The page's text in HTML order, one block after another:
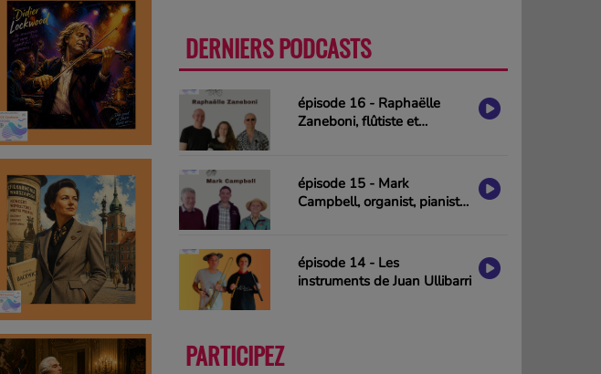
DERNIERS PODCASTS
épisode 16 - Raphaëlle
Zaneboni, flûtiste et
épisode 15 - Mark
Campbell, organist, pianist
épisode 14 - Les
instruments de Juan Ullibarri
PARTICIPEZ